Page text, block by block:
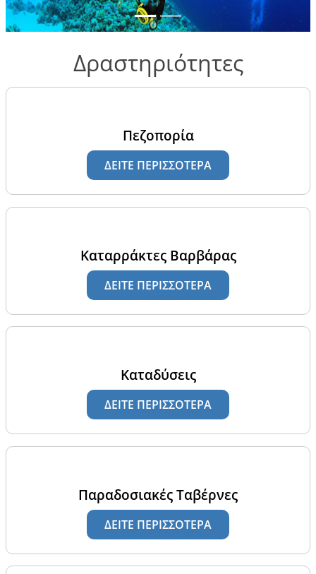
που
πρέπει να
Gallery
Πολιτικές
κρατήσεων
Δραστηριότητες
Πεζοπορία
ΔΕΙΤΕ ΠΕΡΙΣΣΟΤΕΡΑ
Καταρράκτες Βαρβάρας
ΔΕΙΤΕ ΠΕΡΙΣΣΟΤΕΡΑ
Καταδύσεις
ΔΕΙΤΕ ΠΕΡΙΣΣΟΤΕΡΑ
Παραδοσιακές Ταβέρνες
ΔΕΙΤΕ ΠΕΡΙΣΣΟΤΕΡΑ